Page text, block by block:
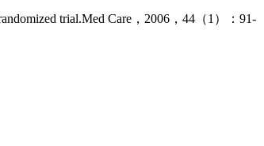
trial.Med Care，2006，44（1）：91-